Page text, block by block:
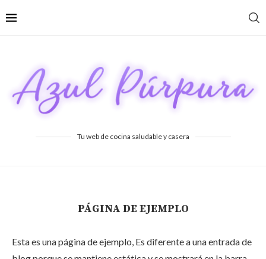
Tu web de cocina saludable y casera
PÁGINA DE EJEMPLO
Esta es una página de ejemplo, Es diferente a una entrada de